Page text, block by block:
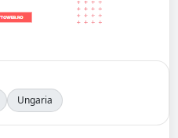
Ungaria